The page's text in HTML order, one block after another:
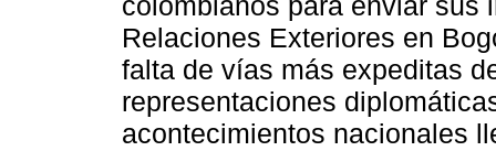
Relaciones Exteriores en
falta de vías más expeditas
representaciones
acontecimientos nacionales